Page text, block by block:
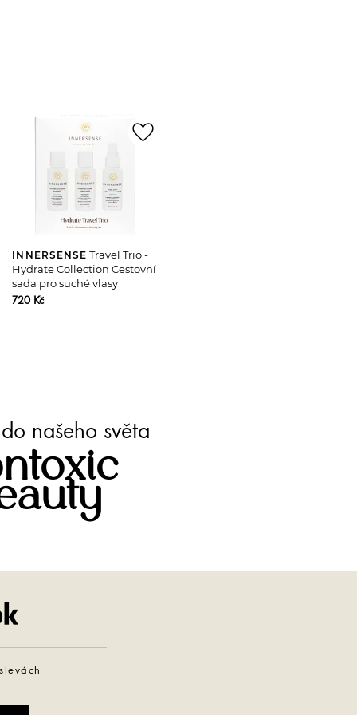
INNERSENSE Travel Trio -
Hydrate Collection Cestovní
sada pro suché vlasy
720 Kč
favorite_border
do našeho světa